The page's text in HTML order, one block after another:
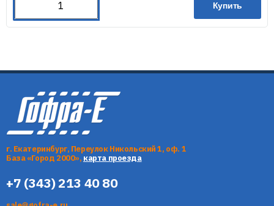
Купить
г. Екатеринбург, Переулок Никольский 1, оф. 1
База «Город 2000», карта проезда
+7 (343) 213 40 80